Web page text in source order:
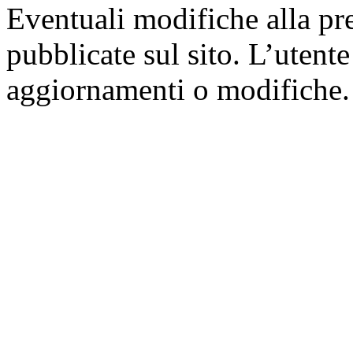
Eventuali modifiche alla
pubblicate sul sito.
aggiornamenti o modifiche.